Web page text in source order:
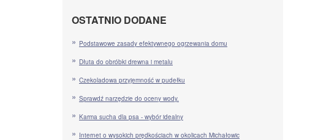
OSTATNIO DODANE
Podstawowe zasady efektywnego ogrzewania domu
Dłuta do obróbki drewna i metalu
Czekoladowa przyjemność w pudełku
Sprawdź narzędzie do oceny wody.
Karma sucha dla psa - wybór idealny
Internet o wysokich prędkościach w okolicach Michałowic